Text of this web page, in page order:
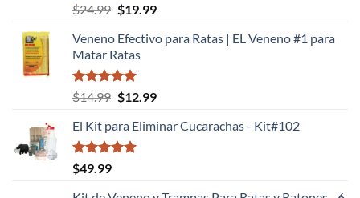
Valorado
con
de 5
$24.99 El
original
era:
$24.99.
$19.99El
actual
Veneno Efectivo para Ratas | EL Veneno #1 para
Matar Ratas
Valorado
con
de 5
$14.99 El
original
era:
$12.99El
actual
El Kit para Eliminar Cucarachas - Kit#102
Valorado
con
de 5
$49.99